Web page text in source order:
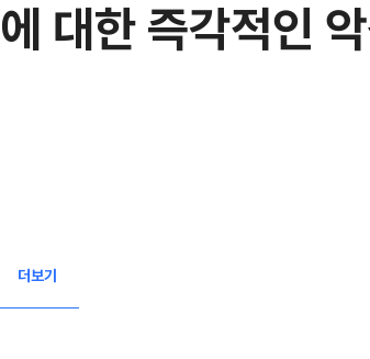
대한 즉각적인
더보기